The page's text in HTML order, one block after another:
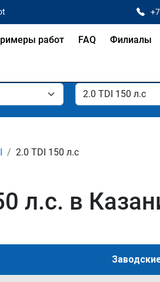
работ FAQ Филиалы
2.0 TDI 150 л.с
л.с. в